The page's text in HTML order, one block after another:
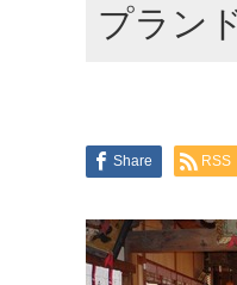
プラン
Share RSS